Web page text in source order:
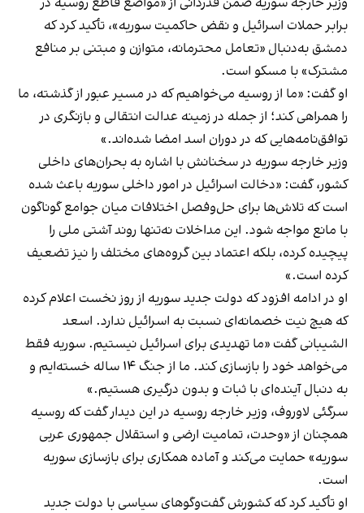
برابر حملات اسرائیل و نقض حاکمیت سوریه»، تأکید کرد که
دمشق به‌دنبال «تعامل محترمانه، متوازن و مبتنی بر منافع
مشترک» با مسکو است.
او گفت: «ما از روسیه می‌خواهیم که در مسیر عبور از گذشته، ما
را همراهی کند؛ از جمله در زمینه عدالت انتقالی و بازنگری در
توافق‌نامه‌هایی که در دوران اسد امضا شده‌اند.»
وزیر خارجه سوریه در سخنانش با اشاره به بحران‌های داخلی
کشور، گفت: «دخالت اسرائیل در امور داخلی سوریه باعث شده
است که تلاش‌ها برای حل‌وفصل اختلافات میان جوامع گوناگون
با مانع مواجه شود. این مداخلات نه‌تنها روند آشتی ملی را
پیچیده کرده، بلکه اعتماد بین گروه‌های مختلف را نیز تضعیف
کرده است.»
او در ادامه افزود که دولت جدید سوریه از روز نخست اعلام کرده
که هیچ نیت خصمانه‌ای نسبت به اسرائیل ندارد. اسعد
الشیبانی گفت «ما تهدیدی برای اسرائیل نیستیم. سوریه فقط
می‌خواهد خود را بازسازی کند. ما از جنگ ۱۴ ساله خسته‌ایم و
به دنبال آینده‌ای با ثبات و بدون درگیری هستیم.»
سرگئی لاوروف، وزیر خارجه روسیه در این دیدار گفت که روسیه
همچنان از «وحدت، تمامیت ارضی و استقلال جمهوری عربی
سوریه» حمایت می‌کند و آماده همکاری برای بازسازی سوریه
است.
او تأکید کرد که کشورش گفت‌وگوهای سیاسی با دولت جدید